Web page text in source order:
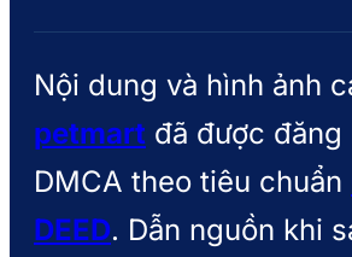
Nội dung và hình ảnh
petmart đã được đăng
DMCA theo tiêu chuẩn
DEED. Dẫn nguồn khi